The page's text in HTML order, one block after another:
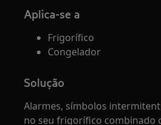
Aplica-se a
Frigorífico
Congelador
Solução
Alarmes, símbolos
no seu frigorífico combinado